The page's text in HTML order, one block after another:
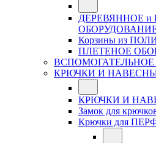
ДЕРЕВЯННОЕ и
Корзины из
ПЛЕТЕНОЕ
КРЮЧКИ И
КРЮЧКИ И
Замок для
Крючки для